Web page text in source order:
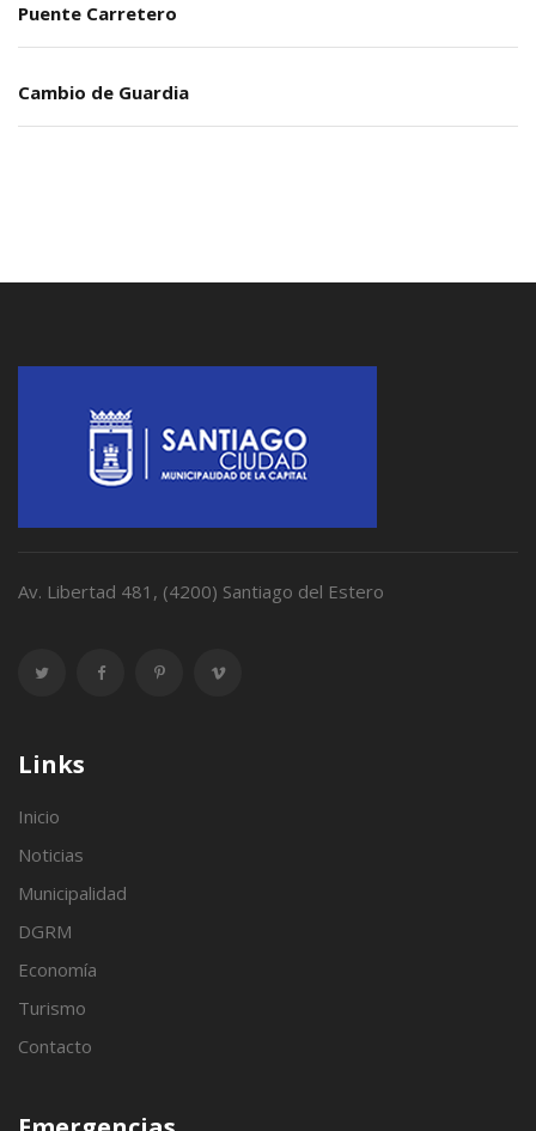
Puente Carretero
Cambio de Guardia
Av. Libertad 481, (4200) Santiago del Estero
Links
Inicio
Noticias
Municipalidad
DGRM
Economía
Turismo
Contacto